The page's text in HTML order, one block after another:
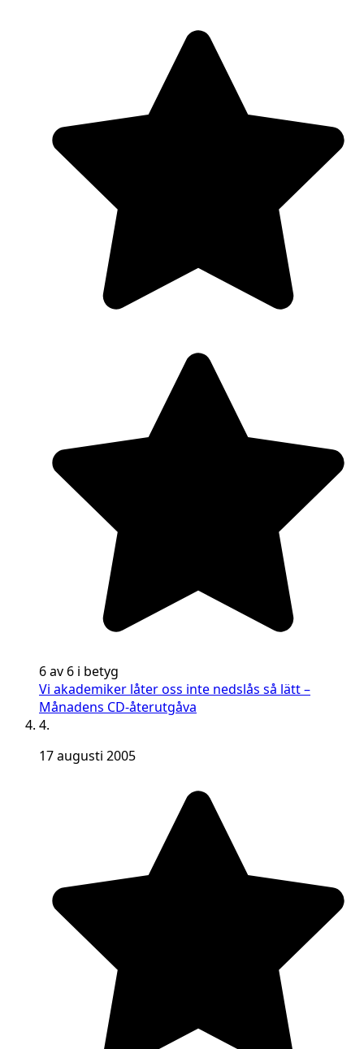
6 av 6 i betyg
Vi akademiker låter oss inte nedslås så lätt –
Månadens CD-återutgåva
4.
17 augusti 2005